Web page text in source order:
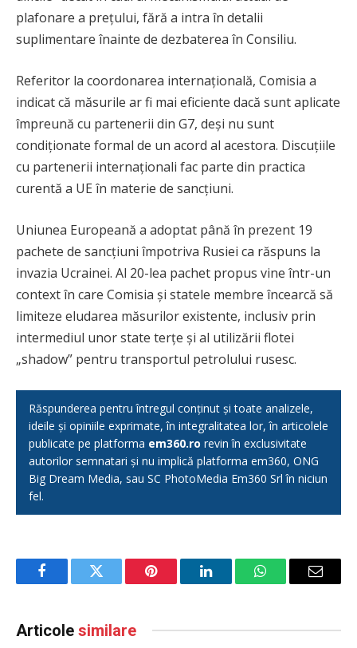
plafonare a prețului, fără a intra în detalii
suplimentare înainte de dezbaterea în Consiliu.
Referitor la coordonarea internațională, Comisia a
indicat că măsurile ar fi mai eficiente dacă sunt aplicate
împreună cu partenerii din G7, deși nu sunt
condiționate formal de un acord al acestora. Discuțiile
cu partenerii internaționali fac parte din practica
curentă a UE în materie de sancțiuni.
Uniunea Europeană a adoptat până în prezent 19
pachete de sancțiuni împotriva Rusiei ca răspuns la
invazia Ucrainei. Al 20-lea pachet propus vine într-un
context în care Comisia și statele membre încearcă să
limiteze eludarea măsurilor existente, inclusiv prin
intermediul unor state terțe și al utilizării flotei
„shadow” pentru transportul petrolului rusesc.
Răspunderea pentru întregul conținut și toate analizele,
ideile și opiniile exprimate, în integralitatea lor, în articolele
publicate pe platforma em360.ro revin în exclusivitate
autorilor semnatari și nu implică platforma em360, ONG
Big Dream Media, sau SC PhotoMedia Em360 Srl în niciun
fel.
FacebookTwitter Pinterest LinkedInWhatsAppEmail
Articole similare